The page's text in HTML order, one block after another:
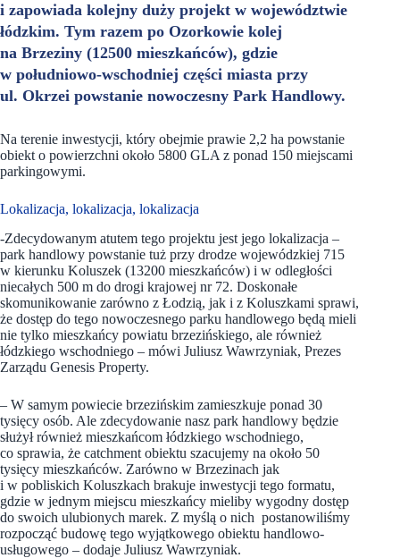
i zapowiada kolejny duży projekt w województwie
łódzkim. Tym razem po Ozorkowie kolej
na Brzeziny (12500 mieszkańców), gdzie
w południowo-wschodniej części miasta przy
ul. Okrzei powstanie nowoczesny Park Handlowy.
Na terenie inwestycji, który obejmie prawie 2,2 ha powstanie
obiekt o powierzchni około 5800 GLA z ponad 150 miejscami
parkingowymi.
Lokalizacja, lokalizacja, lokalizacja
-Zdecydowanym atutem tego projektu jest jego lokalizacja –
park handlowy powstanie tuż przy drodze wojewódzkiej 715
w kierunku Koluszek (13200 mieszkańców) i w odległości
niecałych 500 m do drogi krajowej nr 72. Doskonałe
skomunikowanie zarówno z Łodzią, jak i z Koluszkami sprawi,
że dostęp do tego nowoczesnego parku handlowego będą mieli
nie tylko mieszkańcy powiatu brzezińskiego, ale również
łódzkiego wschodniego – mówi Juliusz Wawrzyniak, Prezes
Zarządu Genesis Property.
– W samym powiecie brzezińskim zamieszkuje ponad 30
tysięcy osób. Ale zdecydowanie nasz park handlowy będzie
służył również mieszkańcom łódzkiego wschodniego,
co sprawia, że catchment obiektu szacujemy na około 50
tysięcy mieszkańców. Zarówno w Brzezinach jak
i w pobliskich Koluszkach brakuje inwestycji tego formatu,
gdzie w jednym miejscu mieszkańcy mieliby wygodny dostęp
do swoich ulubionych marek. Z myślą o nich postanowiliśmy
rozpocząć budowę tego wyjątkowego obiektu handlowo-
usługowego – dodaje Juliusz Wawrzyniak.